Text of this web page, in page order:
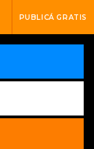
PUBLICÁ GRATIS